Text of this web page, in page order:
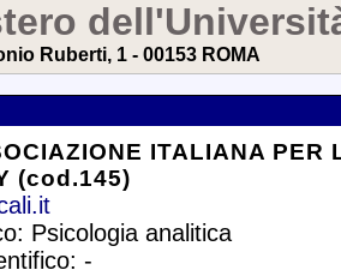
Ruberti, 1 - 00153 ROMA
ITALIANA PER
(cod.145)
Psicologia analitica
-